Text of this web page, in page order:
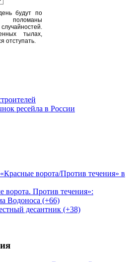
будут по
поломаны
тылах,
отступать.
ресейла в России
ворота/Против течения» в
ворота. Против течения»:
Водоноса (+66)
десантник (+38)